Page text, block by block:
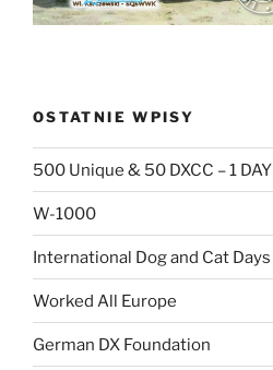
OSTATNIE WPISY
500 Unique & 50 DXCC – 1 DAY
W-1000
International Dog and Cat Days
Worked All Europe
German DX Foundation